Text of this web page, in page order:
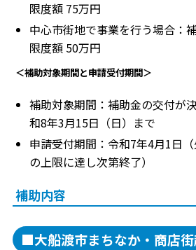
限度額 75万円
中心市街地で事業を行う場合：
限度額 50万円
＜補助対象期間と申請受付期間＞
補助対象期間：補助金の交付が
和8年3月15日（日）まで
申請受付期間：令和7年4月1日
の上限に達し次第終了）
補助内容
■大船渡市まちなか・商店